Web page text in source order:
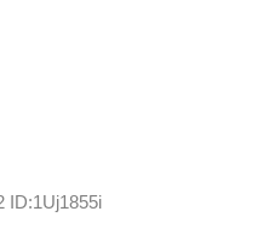
ID:1Uj1855i